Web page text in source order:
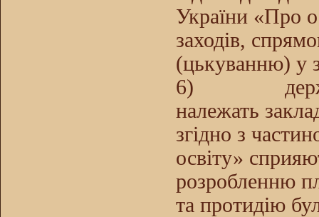
України «Про
заходів,
(цькуванню) у
6)
належать
згідно з
освіту»
розробленню
та протидію